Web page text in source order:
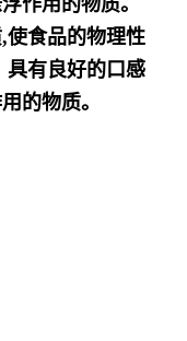
作用的物质。
使食品的物理性
具有良好的口感
的物质。